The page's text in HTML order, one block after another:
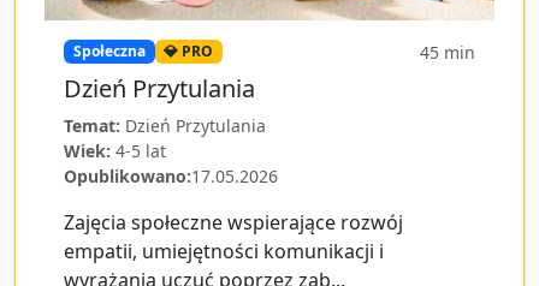
Społeczna 💎 PRO 45 min
Dzień Przytulania
Temat: Dzień Przytulania
Wiek: 4-5 lat
Opublikowano:17.05.2026
Zajęcia społeczne wspierające rozwój
empatii, umiejętności komunikacji i
wyrażania uczuć poprzez zab...